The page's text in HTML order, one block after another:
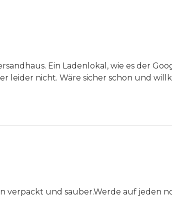
Ein Ladenlokal, wie es der
leider nicht. Wäre sicher schon und
verpackt und sauber.Werde auf jeden